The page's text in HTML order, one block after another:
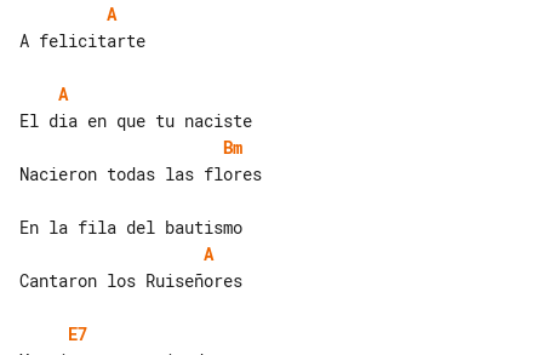
A
A felicitarte
A
Bm
Nacieron todas las flores
A
Cantaron los Ruiseñores
E7